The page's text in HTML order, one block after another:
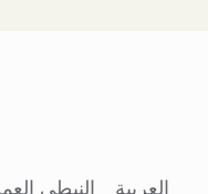
العربية النبطي